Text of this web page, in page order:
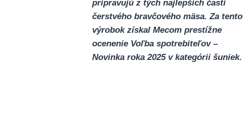
pripravujú z tých najlepších častí
čerstvého bravčového mäsa. Za tento
výrobok získal Mecom prestížne
ocenenie Voľba spotrebiteľov –
Novinka roka 2025 v kategórii šuniek.